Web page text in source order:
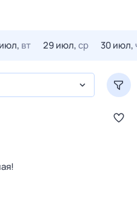
вт 29 июл,ср 30 июл,